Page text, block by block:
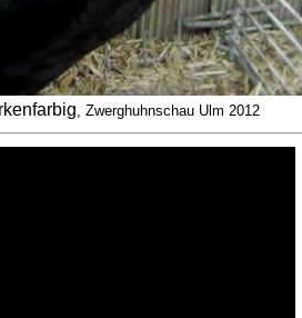
, Zwerghuhnschau Ulm 2012